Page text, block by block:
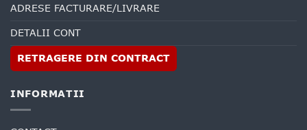
ADRESE FACTURARE/LIVRARE
DETALII CONT
RETRAGERE DIN CONTRACT
INFORMATII